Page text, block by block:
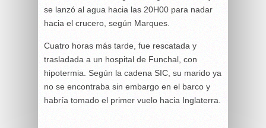
se lanzó al agua hacia las 20H00 para nadar
hacia el crucero, según Marques.
Cuatro horas más tarde, fue rescatada y
trasladada a un hospital de Funchal, con
hipotermia. Según la cadena SIC, su marido ya
no se encontraba sin embargo en el barco y
habría tomado el primer vuelo hacia Inglaterra.